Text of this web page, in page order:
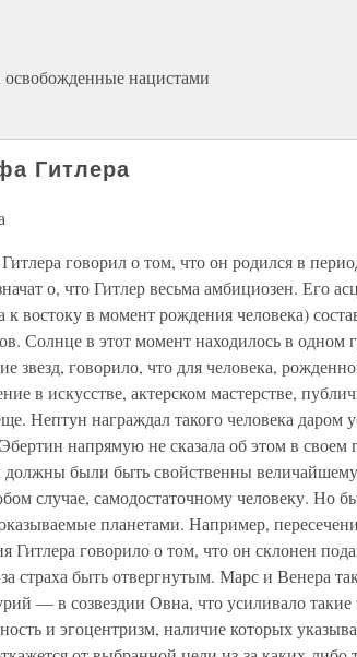
нацистами
Гитлера
говорил о том, что он родился в
о, что Гитлер весьма амбициозен. Его
к востоку в момент рождения человека)
Солнце в этот момент находилось в одном
звезд, говорило, что для человека,
в искусстве, актерском мастерстве,
Нептун награждал такого человека даром
напрямую не сказала об этом в своем
должны были быть свойственны
случае, самодостаточному человеку. Но
планетами. Например,
говорило о том, что он склонен
страха быть отвергнутым. Марс и Венера
— в созвездии Овна, что усиливало такие
и эгоцентризм, наличие которых